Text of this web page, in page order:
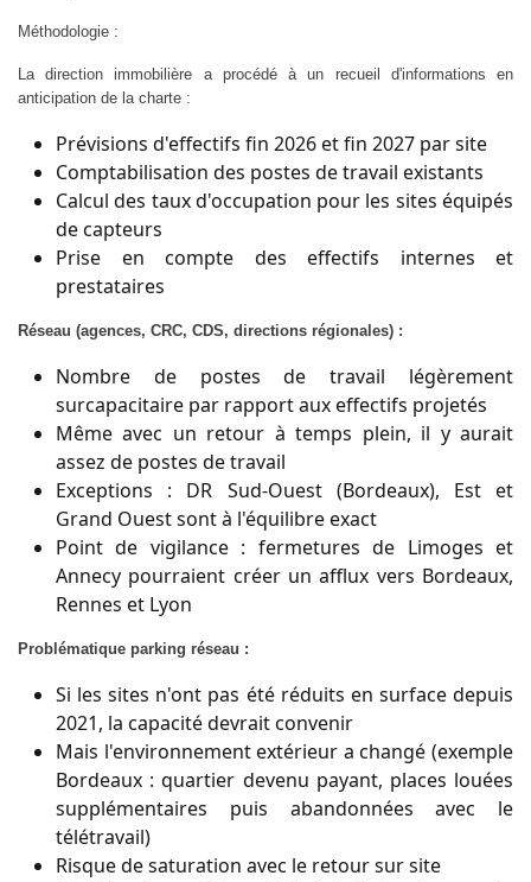
Méthodologie :
La direction immobilière a procédé à un recueil d'informations en
anticipation de la charte :
Prévisions d'effectifs fin 2026 et fin 2027 par site
Comptabilisation des postes de travail existants
Calcul des taux d'occupation pour les sites équipés
de capteurs
Prise en compte des effectifs internes et
prestataires
Réseau (agences, CRC, CDS, directions régionales) :
Nombre de postes de travail légèrement
surcapacitaire par rapport aux effectifs projetés
Même avec un retour à temps plein, il y aurait
assez de postes de travail
Exceptions : DR Sud-Ouest (Bordeaux), Est et
Grand Ouest sont à l'équilibre exact
Point de vigilance : fermetures de Limoges et
Annecy pourraient créer un afflux vers Bordeaux,
Rennes et Lyon
Problématique parking réseau :
Si les sites n'ont pas été réduits en surface depuis
2021, la capacité devrait convenir
Mais l'environnement extérieur a changé (exemple
Bordeaux : quartier devenu payant, places louées
supplémentaires puis abandonnées avec le
télétravail)
Risque de saturation avec le retour sur site